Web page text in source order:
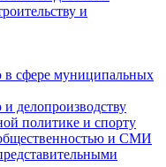
и
в сфере муниципальных
делопроизводству
политике и спорту
и СМИ